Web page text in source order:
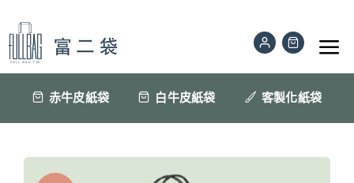
to
content
公版紙袋赤牛皮紙袋 白牛皮紙袋 客製化紙袋